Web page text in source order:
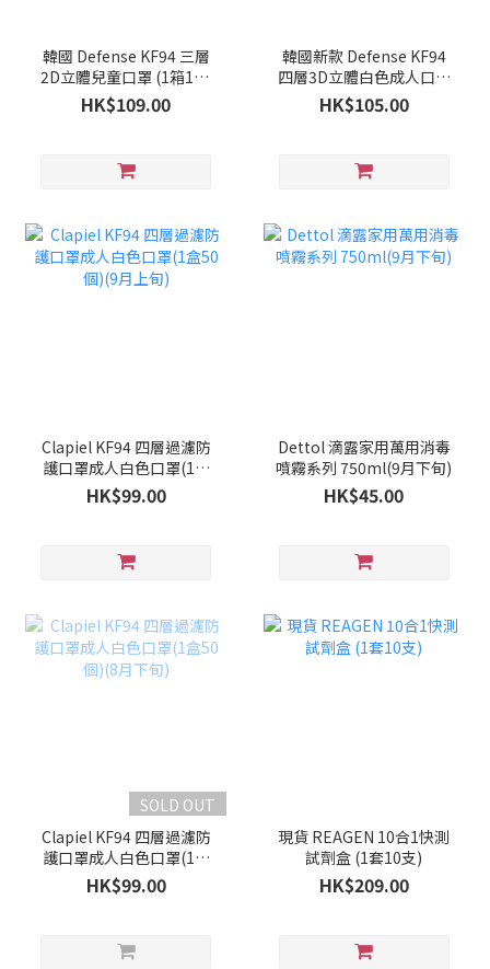
韓國 Defense KF94 三層
2D立體兒童口罩 (1箱100
個)(9月下旬)
HK$109.00
韓國新款 Defense KF94
四層3D立體白色成人口罩
(1箱100個)(9月下旬)
HK$105.00
Clapiel KF94 四層過濾防
護口罩成人白色口罩(1盒
50個)(9月上旬)
HK$99.00
Dettol 滴露家用萬用消毒
噴霧系列 750ml(9月下旬)
HK$45.00
SOLD OUT
Clapiel KF94 四層過濾防
護口罩成人白色口罩(1盒
50個)(8月下旬)
HK$99.00
現貨 REAGEN 10合1快測
試劑盒 (1套10支)
HK$209.00